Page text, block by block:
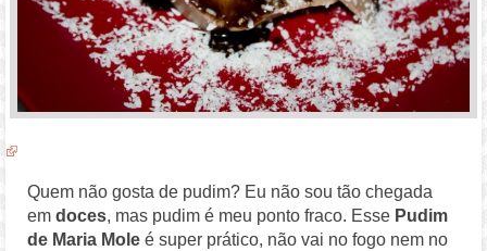
Quem não gosta de pudim? Eu não sou tão chegada
emdoces, mas pudim é meu ponto fraco. Esse Pudim
de Maria Mole é super prático, não vai no fogo nem no